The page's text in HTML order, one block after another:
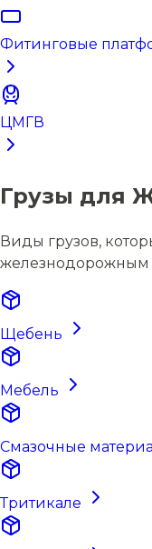
Фитинговые
ЦМГВ
Грузы для
Виды грузов,
железнодорожным
Щебень
Мебель
Смазочные
Тритикале